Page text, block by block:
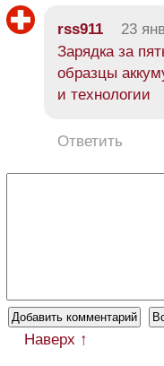
rss911 23
Зарядка за
образцы
и технологии
Ответить
Наверх ↑